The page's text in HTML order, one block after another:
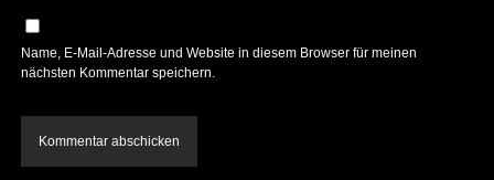
Name, E-Mail-Adresse und Website in diesem Browser für meinen
nächsten Kommentar speichern.